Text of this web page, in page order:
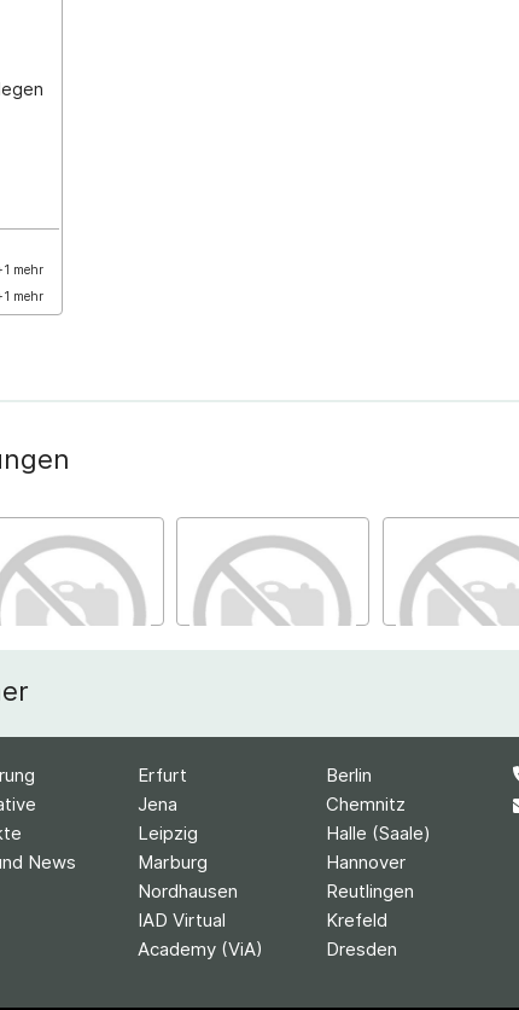
mehr
mehr
News
Erfurt
Jena
Leipzig
Marburg
Nordhausen
IAD Virtual
Academy (ViA)
Berlin
Chemnitz
Halle (Saale)
Hannover
Reutlingen
Krefeld
Dresden